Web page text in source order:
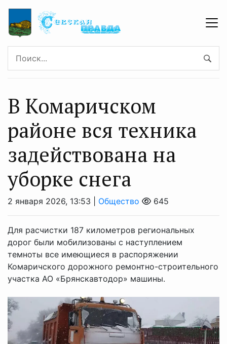
В Комаричском
районе вся техника
задействована на
уборке снега
2 января 2026, 13:53 | Общество 645
Для расчистки 187 километров региональных
дорог были мобилизованы с наступлением
темноты все имеющиеся в распоряжении
Комаричского дорожного ремонтно-строительного
участка АО «Брянскавтодор» машины.